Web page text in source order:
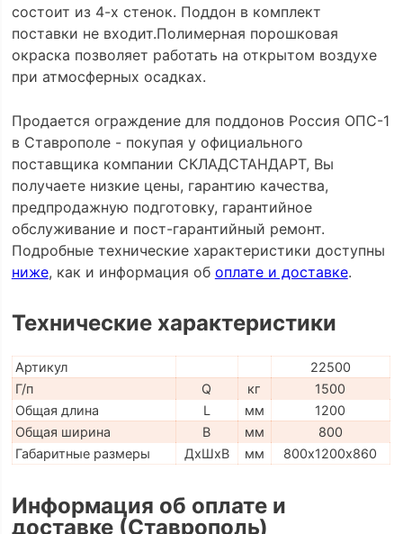
состоит из 4-х стенок. Поддон в комплект
поставки не входит.Полимерная порошковая
окраска позволяет работать на открытом воздухе
при атмосферных осадках.
Продается ограждение для поддонов Россия ОПС-1
в Ставрополе - покупая у официального
поставщика компании СКЛАДСТАНДАРТ, Вы
получаете низкие цены, гарантию качества,
предпродажную подготовку, гарантийное
обслуживание и пост-гарантийный ремонт.
Подробные технические характеристики доступны
ниже, как и информация об оплате и доставке.
Технические характеристики
Артикул
22500
Г/п
Q кг
1500
Общая длина
L мм
1200
Общая ширина
B мм
800
Габаритные размеры
ДхШхВ мм 800х1200х860
Информация об оплате и
доставке (Ставрополь)